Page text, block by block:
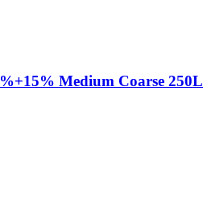
Medium Coarse 250L